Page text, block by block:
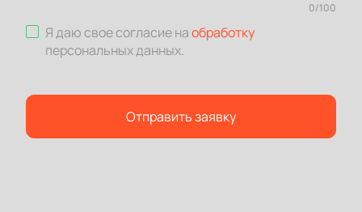
0/100
Я даю свое согласие наобработку
персональных данных.
Отправить заявку